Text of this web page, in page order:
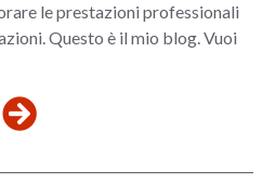
le prestazioni professionali
Questo è il mio blog. Vuoi